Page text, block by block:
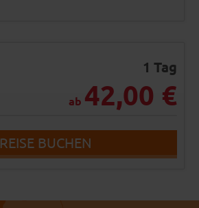
1 Tag
ab 42,00 €
REISE BUCHEN